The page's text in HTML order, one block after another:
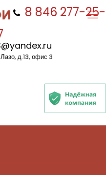
8 846 277-25-
д.13, офис 3